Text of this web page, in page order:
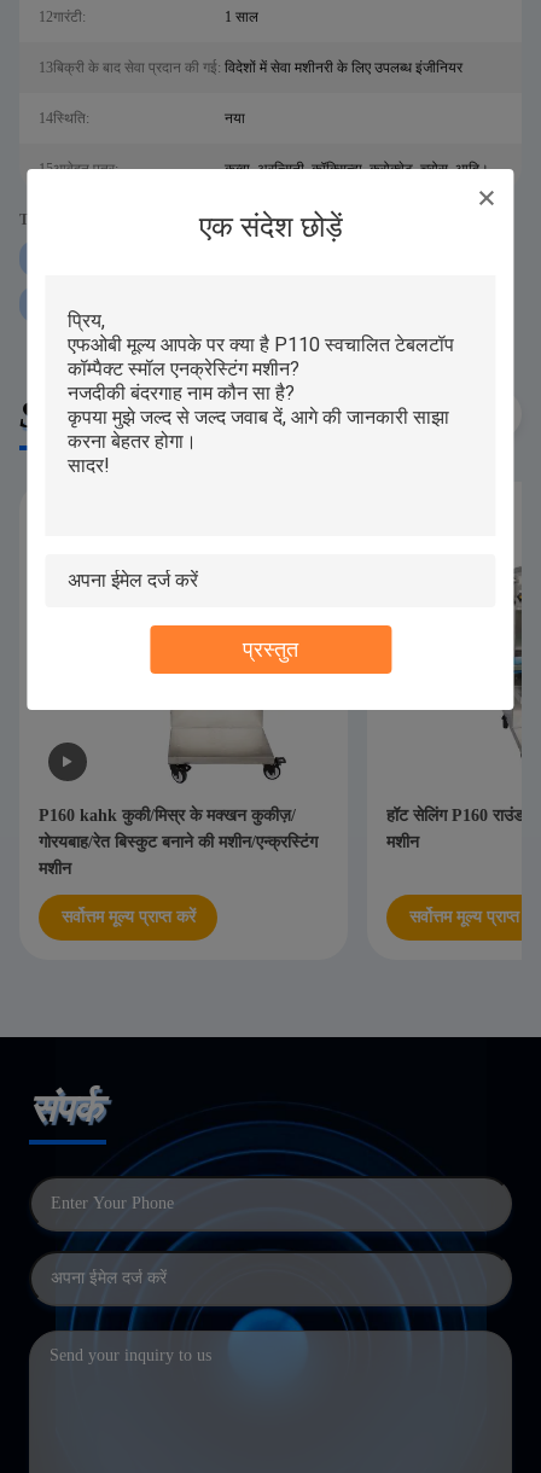
एक संदेश छोड़ें
प्रस्तुत
12गारंटी: 1 साल
13बिक्री के बाद सेवा प्रदान की गई: विदेशों में सेवा मशीनरी के लिए उपलब्ध इंजीनियर
14स्थि‍ति: नया
15आवेदन पत्र: कुब्बा, अरन्सिनी, कॉक्सिन्हा, क्रोक्वेट, चुरोस, आदि।
Tags:
Similar Products
P160 kahk कुकी/मिस्र के मक्खन कुकीज़/
गोरयबाह/रेत बिस्कुट बनाने की मशीन/एन्क्रस्टिंग
मशीन
सर्वोत्तम मूल्य प्राप्त करें
हॉट सेलिंग P160 राउंड
मशीन
सर्वोत्तम मूल्य प्राप्त
संपर्क